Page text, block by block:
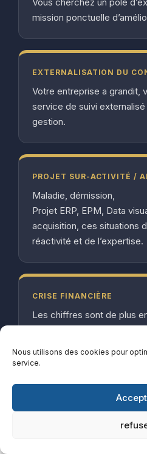
Nous utilisons des cookies pour
service.
mission ponctuelle
EXTERNALISATION DU
Votre entreprise a grandit,
service de suivi
gestion.
PROJET SUR-ACTIVITÉ /
Maladie, démission,
Projet ERP, EPM, Data
acquisition, ces situations
réactivité et de l’expertise.
CRISE FINANCIÈRE
Les chiffres sont de plus